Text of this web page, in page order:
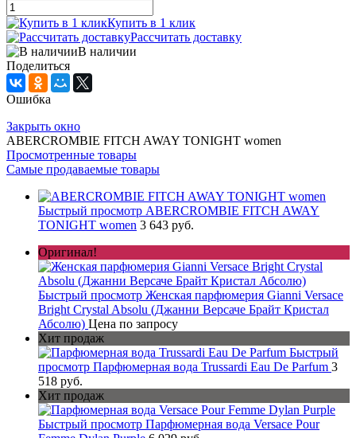
Купить в 1 клик
Рассчитать доставку
В наличии
Поделиться
Ошибка
Закрыть окно
ABERCROMBIE FITCH AWAY TONIGHT women
Просмотренные товары
Самые продаваемые товары
Быстрый просмотр ABERCROMBIE FITCH AWAY
TONIGHT women 3 643 руб.
Оригинал!
Быстрый просмотр Женская парфюмерия Gianni Versace
Bright Crystal Absolu (Джанни Версаче Брайт Кристал
Абсолю) Цена по запросу
Хит продаж
Быстрый
просмотр Парфюмерная вода Trussardi Eau De Parfum 3
518 руб.
Хит продаж
Быстрый просмотр Парфюмерная вода Versace Pour